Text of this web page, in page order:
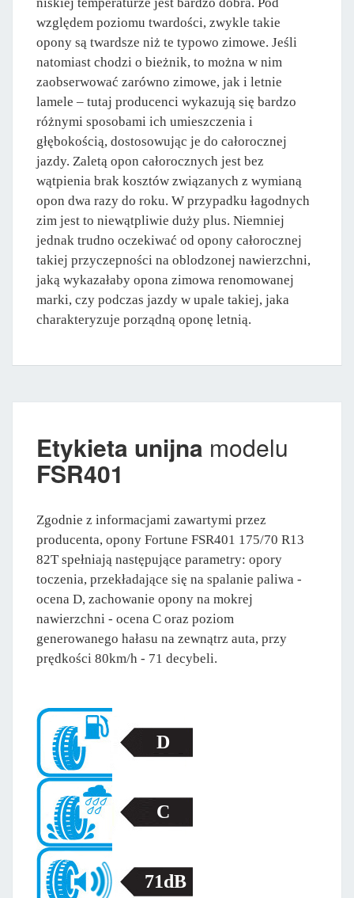
względem poziomu twardości, zwykle takie
opony są twardsze niż te typowo zimowe. Jeśli
natomiast chodzi o bieżnik, to można w nim
zaobserwować zarówno zimowe, jak i letnie
lamele – tutaj producenci wykazują się bardzo
różnymi sposobami ich umieszczenia i
głębokością, dostosowując je do całorocznej
jazdy. Zaletą opon całorocznych jest bez
wątpienia brak kosztów związanych z wymianą
opon dwa razy do roku. W przypadku łagodnych
zim jest to niewątpliwie duży plus. Niemniej
jednak trudno oczekiwać od opony całorocznej
takiej przyczepności na oblodzonej nawierzchni,
jaką wykazałaby opona zimowa renomowanej
marki, czy podczas jazdy w upale takiej, jaka
charakteryzuje porządną oponę letnią.
Etykieta unijna modelu
FSR401
Zgodnie z informacjami zawartymi przez
producenta, opony Fortune FSR401 175/70 R13
82T spełniają następujące parametry: opory
toczenia, przekładające się na spalanie paliwa -
ocena D, zachowanie opony na mokrej
nawierzchni - ocena C oraz poziom
generowanego hałasu na zewnątrz auta, przy
prędkości 80km/h - 71 decybeli.
D
C
71dB